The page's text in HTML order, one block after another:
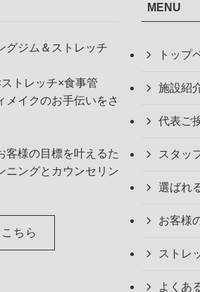
グジム＆ストレッチ
トレッチ×食事管
メイクのお手伝いをさ
客様の目標を叶えるた
ニングとカウンセリン
ちら
MENU
トップ
施設紹
代表ご
スタッ
選ばれ
お客様
ストレ
よくあ